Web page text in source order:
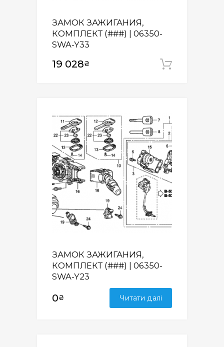
ЗАМОК ЗАЖИГАНИЯ,
КОМПЛЕКТ (###) | 06350-
SWA-Y33
19 028₴
ЗАМОК ЗАЖИГАНИЯ,
КОМПЛЕКТ (###) | 06350-
SWA-Y23
0₴ Читати далі